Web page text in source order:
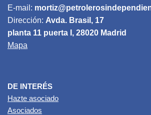
E-mail:
Dirección: Avda. Brasil, 17
planta 11 puerta I, 28020 Madrid
Mapa
DE INTERÉS
Hazte asociado
Asociados